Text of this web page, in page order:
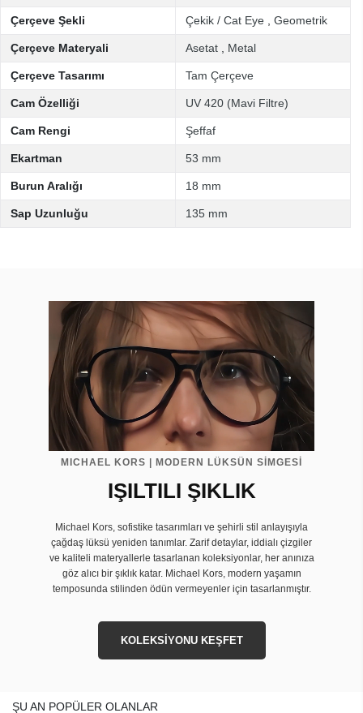
Çerçeve Şekli Çekik / Cat Eye Geometrik
Çerçeve Materyali Asetat Metal
Çerçeve Tasarımı Tam Çerçeve
Cam Özelliği UV 420 (Mavi Filtre)
Cam Rengi Şeffaf
Ekartman 53 mm
Burun Aralığı 18 mm
Sap Uzunluğu 135 mm
MICHAEL KORS | MODERN LÜKSÜN SİMGESİ
IŞILTILI ŞIKLIK
Michael Kors, sofistike tasarımları ve şehirli stil anlayışıyla
çağdaş lüksü yeniden tanımlar. Zarif detaylar, iddialı çizgiler
ve kaliteli materyallerle tasarlanan koleksiyonlar, her anınıza
göz alıcı bir şıklık katar. Michael Kors, modern yaşamın
temposunda stilinden ödün vermeyenler için tasarlanmıştır.
KOLEKSİYONU KEŞFET
ŞU AN POPÜLER OLANLAR